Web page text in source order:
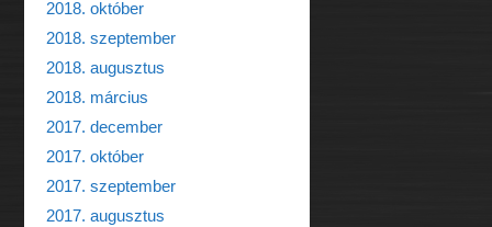
2018. október
2018. szeptember
2018. augusztus
2018. március
2017. december
2017. október
2017. szeptember
2017. augusztus